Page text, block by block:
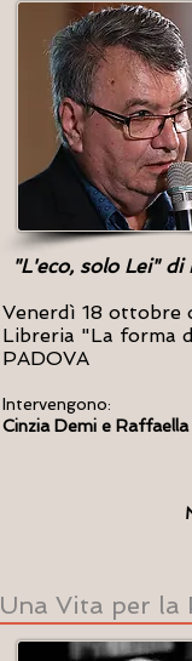
"L'eco, solo Lei" di
Venerdì 18 ottobre
Libreria "La forma
PADOVA
Intervengono:
Cinzia Demi e
Una Vita per la